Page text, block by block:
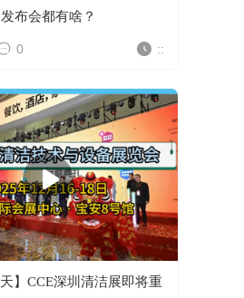
布会都有啥？
0 ::
天】CCE深圳清洁展即将重